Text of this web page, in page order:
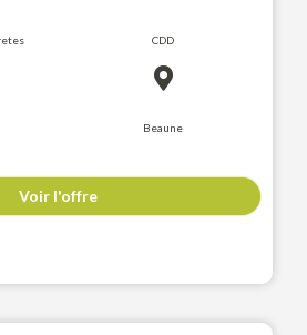
CDD
Beaune
Voir l'offre